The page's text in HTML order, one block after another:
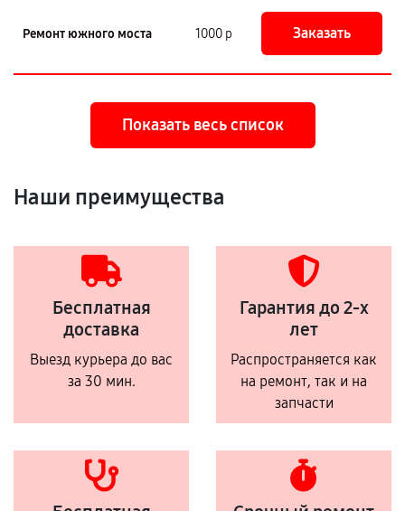
Ремонт южного моста 1000 р Заказать
Показать весь список
Наши преимущества
Бесплатная
доставка
Выезд курьера до вас
за 30 мин.
Гарантия до 2-х
лет
Распространяется как
на ремонт, так и на
запчасти